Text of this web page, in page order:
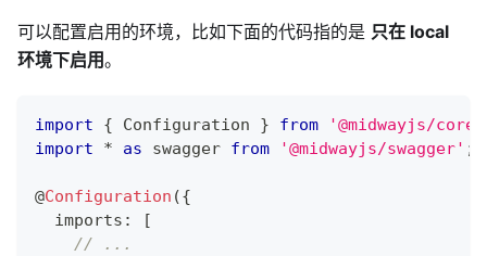
可以配置启用的环境，比如下面的代码指的是 只在 local
环境下启用。
import { Configuration } from '@midwayjs/core'
import
* as swagger from '@midwayjs/swagger' ;
@Configuration ({
  imports
:
[
// ...